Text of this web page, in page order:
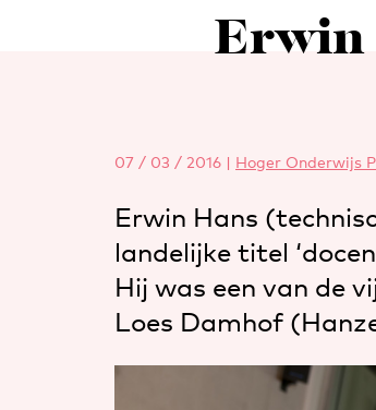
Erwin
07 / 03 / 2016 | Hoger Onderwijs
Erwin Hans
landelijke titel
Hij was een van de
Loes Damhof